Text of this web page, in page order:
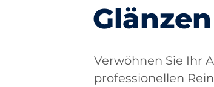
Glänzen
Verwöhnen Sie Ihr
professionellen